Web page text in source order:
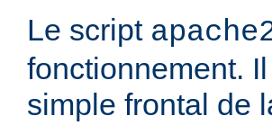
Le script
fonctionnement.
simple frontal de